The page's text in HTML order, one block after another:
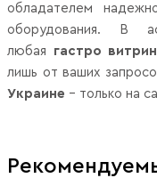
обладателем
оборудования. В
любая гастро
лишь от ваших
Украине – только на